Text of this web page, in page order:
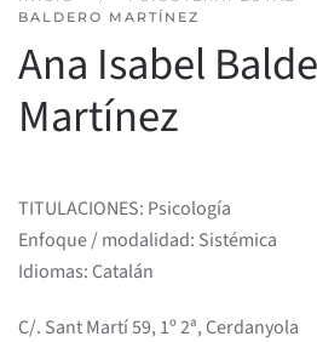
BALDERO MARTÍNEZ
Ana Isabel
Martínez
TITULACIONES: Psicología
Enfoque / modalidad: Sistémica
Idiomas: Catalán
C/. Sant Martí 59, 1º 2ª, Cerdanyola